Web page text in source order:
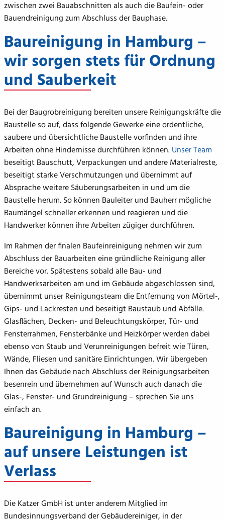
zwischen zwei Bauabschnitten als auch die Baufein- oder
Bauendreinigung zum Abschluss der Bauphase.
Baureinigung in Hamburg –
wir sorgen stets für Ordnung
und Sauberkeit
Bei der Baugrobreinigung bereiten unsere Reinigungskräfte die
Baustelle so auf, dass folgende Gewerke eine ordentliche,
saubere und übersichtliche Baustelle vorfinden und ihre
Arbeiten ohne Hindernisse durchführen können. Unser Team
beseitigt Bauschutt, Verpackungen und andere Materialreste,
beseitigt starke Verschmutzungen und übernimmt auf
Absprache weitere Säuberungsarbeiten in und um die
Baustelle herum. So können Bauleiter und Bauherr mögliche
Baumängel schneller erkennen und reagieren und die
Handwerker können ihre Arbeiten zügiger durchführen.
Im Rahmen der finalen Baufeinreinigung nehmen wir zum
Abschluss der Bauarbeiten eine gründliche Reinigung aller
Bereiche vor. Spätestens sobald alle Bau- und
Handwerksarbeiten am und im Gebäude abgeschlossen sind,
übernimmt unser Reinigungsteam die Entfernung von Mörtel-,
Gips- und Lackresten und beseitigt Baustaub und Abfälle.
Glasflächen, Decken- und Beleuchtungskörper, Tür- und
Fensterrahmen, Fensterbänke und Heizkörper werden dabei
ebenso von Staub und Verunreinigungen befreit wie Türen,
Wände, Fliesen und sanitäre Einrichtungen. Wir übergeben
Ihnen das Gebäude nach Abschluss der Reinigungsarbeiten
besenrein und übernehmen auf Wunsch auch danach die
Glas-, Fenster- und Grundreinigung – sprechen Sie uns
einfach an.
Baureinigung in Hamburg –
auf unsere Leistungen ist
Verlass
Die Katzer GmbH ist unter anderem Mitglied im
Bundesinnungsverband der Gebäudereiniger, in der